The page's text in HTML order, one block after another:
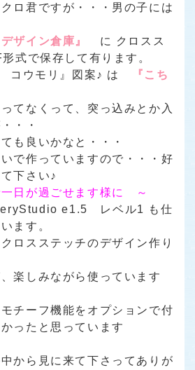
ロ君ですが・・・男の子には
ザイン倉庫』
に クロスス
式で保存して有ります。
コウモリ』図案♪ は
『こち
てなくって、突っ込みとか入
・・
も良いかなと・・・
で作っていますので・・・好
下さい♪
日が過ごせます様に ～
e1.5 レベル1 も仕
ます。
ロスステッチのデザイン作り
楽しみながら使っています
チーフ機能をオプションで付
ったと思っています
から見に来て下さってありが